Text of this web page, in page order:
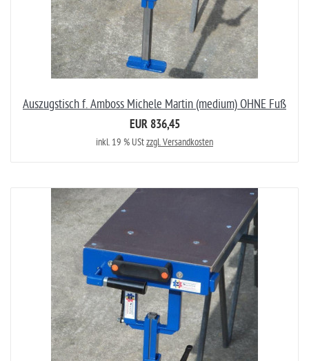
Auszugstisch f. Amboss Michele Martin (medium) OHNE Fuß
EUR 836,45
inkl. 19 % UStzzgl. Versandkosten